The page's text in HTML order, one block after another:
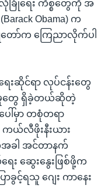
ြုံရေး ကိစ္စတွေကို အ
Obama) က
တော်က ကြေညာလိုက်ပါ
းဆိုင်ရာ လုပ်ငန်းတွေ
တွေ ရှိခဲ့တယ်ဆိုတဲ့
ါ်မှာ တစုံတရာ
ကယ်လီဖိုးနီးယား
ခါ အင်တာနက်
ဆွေးနွေးဖြစ်ဖို့က
ခွင့်ရသူ ဂျေး ကာနေး